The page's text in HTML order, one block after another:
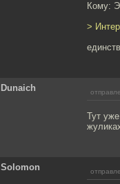
Кому:
>
Dunaich
Тут
Solomon